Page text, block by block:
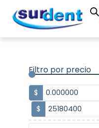
contenido
Filtro por precio
$
$